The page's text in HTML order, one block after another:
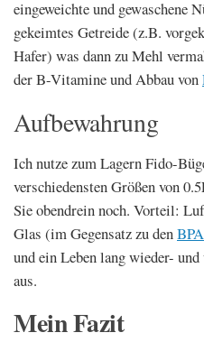
eingeweichte und gewaschene
gekeimtes Getreide (z.B.
Hafer) was dann zu Mehl
der B-Vitamine und Abbau von
Aufbewahrung
Ich nutze zum Lagern Fido-
verschiedensten Größen von
Sie obendrein noch. Vorteil:
Glas (im Gegensatz zu den
und ein Leben lang wieder-
aus.
Mein Fazit